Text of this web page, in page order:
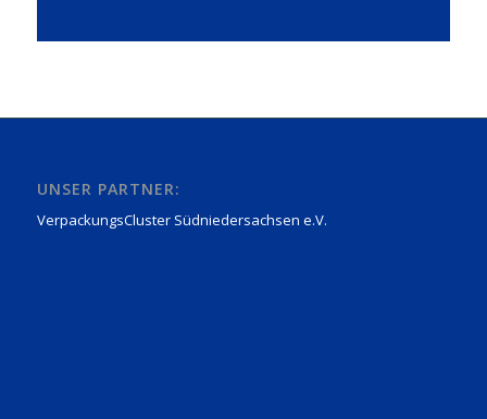
UNSER PARTNER:
VerpackungsCluster Südniedersachsen e.V.